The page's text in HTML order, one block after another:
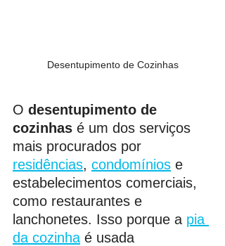
Desentupimento de Cozinhas
O desentupimento de
cozinhas é um dos serviços
mais procurados por
residências, condomínios e
estabelecimentos comerciais,
como restaurantes e
lanchonetes. Isso porque a pia
da cozinha é usada